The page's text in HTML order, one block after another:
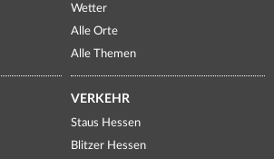
Wetter
Alle Orte
Alle Themen
VERKEHR
Staus Hessen
Blitzer Hessen